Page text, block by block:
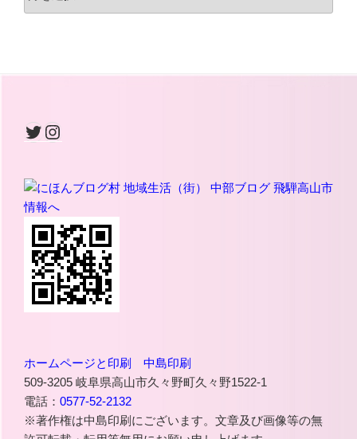
Twitter
Instagram
ホームページと印刷 中島印刷
509-3205 岐阜県高山市久々野町久々野1522-1
電話： 0577-52-2132
※著作権は中島印刷にございます。文章及び画像等の無